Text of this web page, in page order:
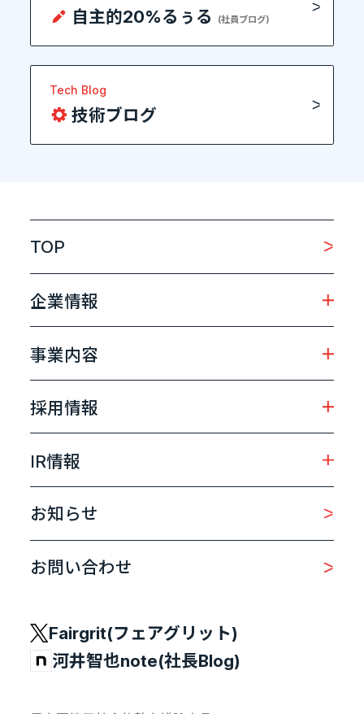
自主的20%るぅる (社員ブログ)
Tech Blog
技術ブログ
TOP
企業情報
事業内容
採用情報
IR情報
お知らせ
お問い合わせ
Fairgrit(フェアグリット)
河井智也note(社長Blog)